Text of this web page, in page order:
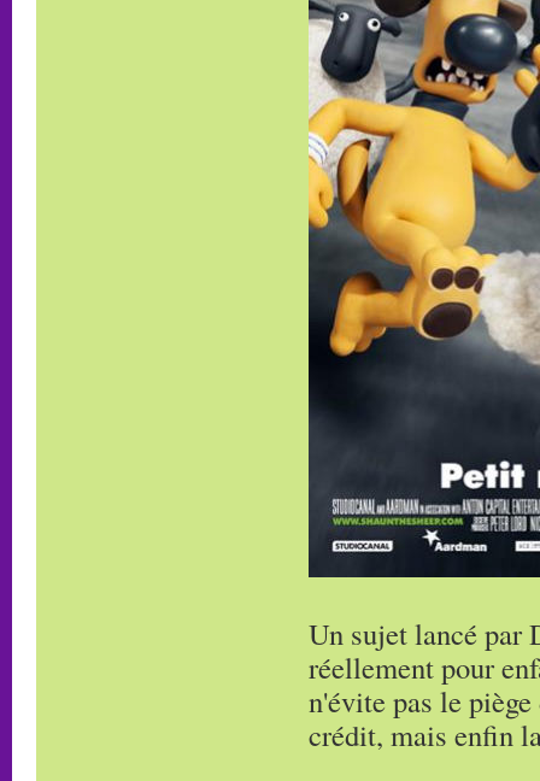
Un sujet lancé par
réellement pour
n'évite pas le
crédit, mais enfin